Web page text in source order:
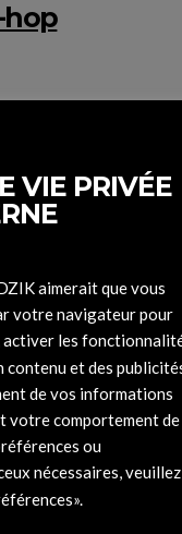
hop
VIE PRIVÉE
aimerait que vous
votre navigateur pour
les
contenu et des
de vos informations
votre comportement de
ou
nécessaires, veuillez